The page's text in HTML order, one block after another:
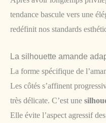
tendance bascule vers une
redéfinit nos standards
La silhouette amande
La forme spécifique de
Les côtés s’affinent
très délicate. C’est une
Elle évite l’aspect agressif